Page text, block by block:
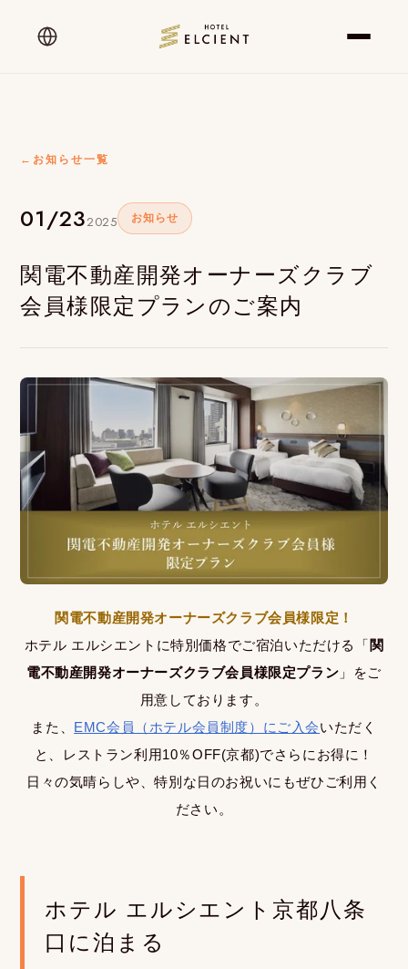
← お知らせ一覧
01/232025 お知らせ
関電不動産開発オーナーズクラブ
会員様限定プランのご案内
関電不動産開発オーナーズクラブ会員様限定！
ホテル エルシエントに特別価格でご宿泊いただける「 関
電不動産開発オーナーズクラブ会員様限定プラン 」をご
用意しております。
また、 EMC会員（ホテル会員制度）にご入会いただく
と、レストラン利用10％OFF(京都)でさらにお得に！
日々の気晴らしや、特別な日のお祝いにもぜひご利用く
ださい。
ホテル エルシエント京都八条
口に泊まる